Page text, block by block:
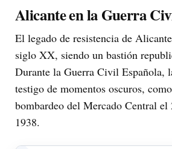
Alicante en la Guerra
El legado de resistencia de
siglo XX, siendo un bastión
Durante la Guerra Civil Española,
testigo de momentos oscuros,
bombardeo del Mercado Central el
1938.